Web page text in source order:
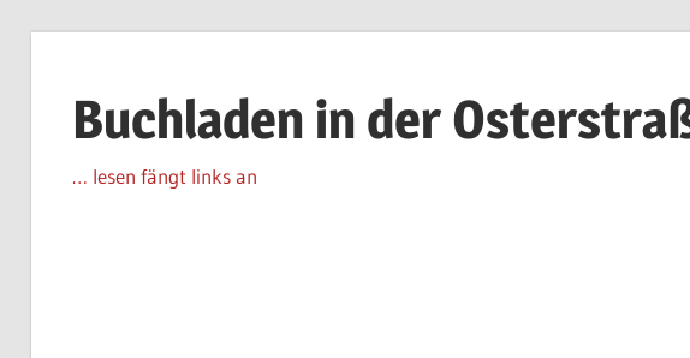
springenBuchladen in der
… lesen fängt links an